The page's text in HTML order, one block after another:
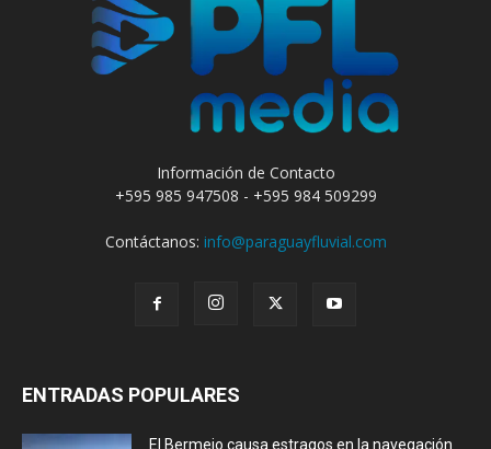
Información de Contacto
+595 985 947508 - +595 984 509299
Contáctanos: info@paraguayfluvial.com
ENTRADAS POPULARES
El Bermejo causa estragos en la navegación